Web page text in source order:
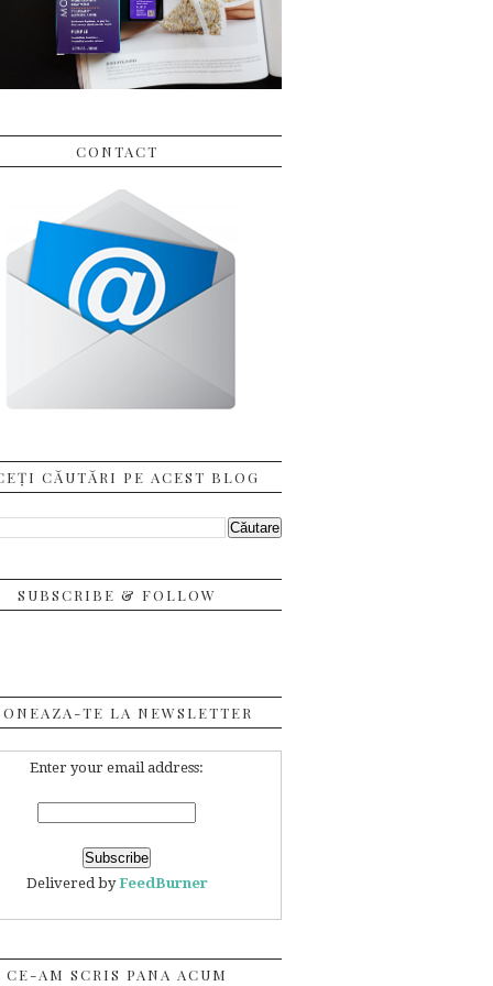
CONTACT
CĂUTĂRI PE ACEST BLOG
SUBSCRIBE & FOLLOW
TE LA NEWSLETTER
Enter your email address:
Delivered byFeedBurner
CE-AM SCRIS PANA ACUM